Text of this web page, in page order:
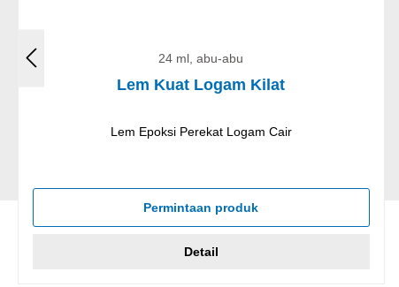
24 ml, abu-abu
Lem Kuat Logam Kilat
Lem Epoksi Perekat Logam Cair
Permintaan produk
Detail